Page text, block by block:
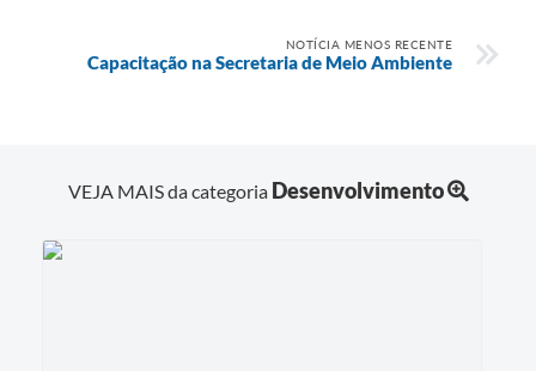
NOTÍCIA MENOS RECENTE
Capacitação na Secretaria de Meio Ambiente
VEJA MAIS da categoria Desenvolvimento